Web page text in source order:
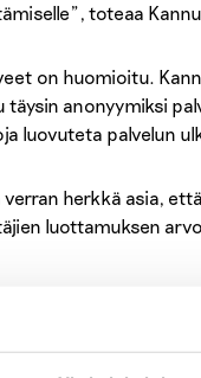
toteaa
on huomioitu.
anonyymiksi
luovuteta palvelun
verran herkkä asia,
luottamuksen